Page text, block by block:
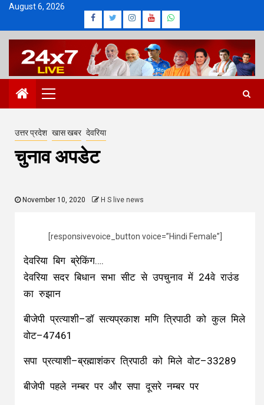
Skip
content
August 6, 2026
Facebook
Twitter
Instagram
Youtube
Whatsapp
Primary
Menu
उत्तर प्रदेश खास खबर देवरिया
चुनाव अपडेट
November 10, 2020 H S live news
[responsivevoice_button voice=”Hindi Female”]
देवरिया बिग ब्रेकिंग….
देवरिया सदर बिधान सभा सीट से उपचुनाव में 24वे राउंड
का रुझान
बीजेपी प्रत्याशी–डॉ सत्यप्रकाश मणि त्रिपाठी को कुल मिले
वोट–47461
सपा प्रत्याशी–ब्रह्माशंकर त्रिपाठी को मिले वोट–33289
बीजेपी पहले नम्बर पर और सपा दूसरे नम्बर पर